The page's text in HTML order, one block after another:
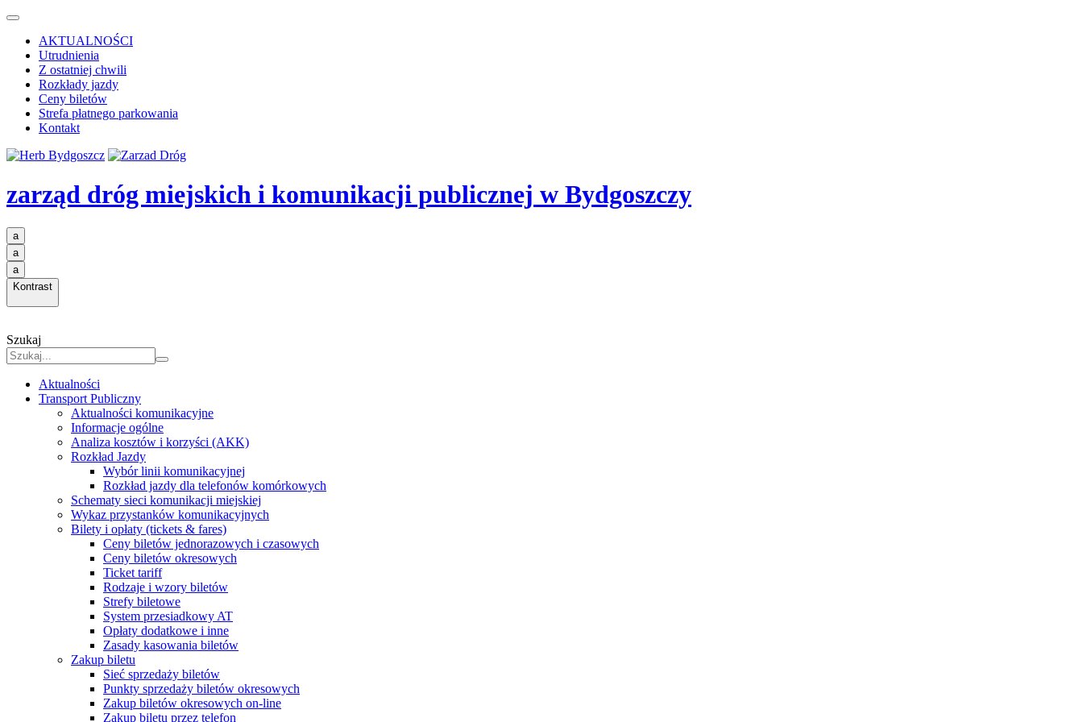
AKTUALNOŚCI
Utrudnienia
Z ostatniej chwili
Rozkłady jazdy
Ceny biletów
Strefa płatnego parkowania
Kontakt
zarząd dróg miejskich i komunikacji publicznej w Bydgoszczy
a
a
a
Kontrast
Szukaj
Aktualności
Transport Publiczny
Aktualności komunikacyjne
Informacje ogólne
Analiza kosztów i korzyści (AKK)
Rozkład Jazdy
Wybór linii komunikacyjnej
Rozkład jazdy dla telefonów komórkowych
Schematy sieci komunikacji miejskiej
Wykaz przystanków komunikacyjnych
Bilety i opłaty (tickets & fares)
Ceny biletów jednorazowych i czasowych
Ceny biletów okresowych
Ticket tariff
Rodzaje i wzory biletów
Strefy biletowe
System przesiadkowy AT
Opłaty dodatkowe i inne
Zasady kasowania biletów
Zakup biletu
Sieć sprzedaży biletów
Punkty sprzedaży biletów okresowych
Zakup biletów okresowych on-line
Zakup biletu przez telefon